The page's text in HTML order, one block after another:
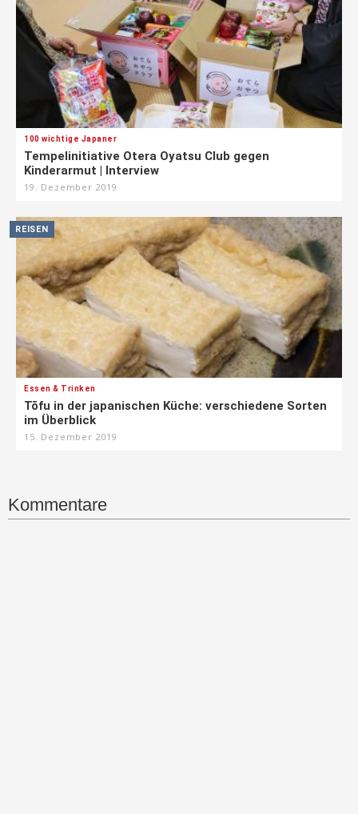
100 wichtige Japaner
Tempelinitiative Otera Oyatsu Club gegen
Kinderarmut | Interview
19. Dezember 2019
REISEN
Essen & Trinken
Tōfu in der japanischen Küche: verschiedene Sorten
im Überblick
15. Dezember 2019
Kommentare